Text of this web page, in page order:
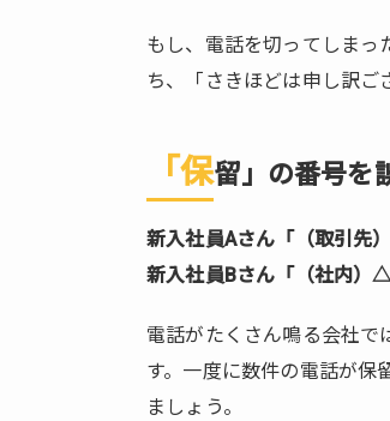
っ
た。
留」
の番
号を
誤っ
て押
／伝
えて
しま
もし、電話を切ってしまっ
ち、「さきほどは申し訳ご
「保留」の番号を
新入社員Aさん「（取引先
新入社員Bさん「（社内）
電話がたくさん鳴る会社で
す。一度に数件の電話が保
ましょう。